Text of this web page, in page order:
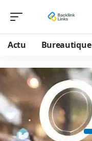
Actu Bureautique